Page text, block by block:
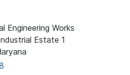
Engineering Works
Estate 1